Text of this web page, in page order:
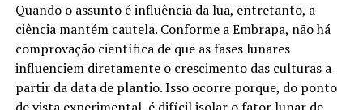
Quando o assunto é influência da lua, entretanto, a
ciência mantém cautela. Conforme a Embrapa, não há
comprovação científica de que as fases lunares
influenciem diretamente o crescimento das culturas a
partir da data de plantio. Isso ocorre porque, do ponto